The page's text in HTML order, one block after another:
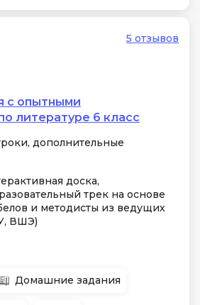
5 отзывов
с опытными
литературе 6 класс
дополнительные
доска,
трек на основе
и методисты из ведущих
ВШЭ)
Домашние задания